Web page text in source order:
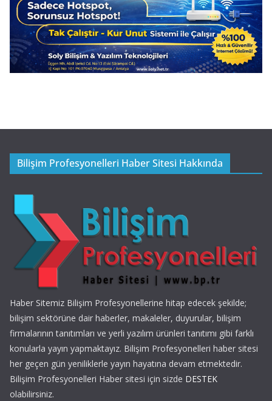
Bilişim Profesyonelleri Haber Sitesi Hakkında
Haber Sitemiz Bilişim Profesyonellerine hitap edecek şekilde;
bilişim sektörüne dair haberler, makaleler, duyurular, bilişim
firmalarının tanıtımları ve yerli yazılım ürünleri tanıtımı gibi farklı
konularla yayın yapmaktayız. Bilişim Profesyonelleri haber sitesi
her geçen gün yeniliklerle yayın hayatına devam etmektedir.
Bilişim Profesyonelleri Haber sitesi için sizde DESTEK
olabilirsiniz.